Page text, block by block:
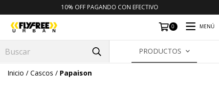
10% OFF PAGANDO CON EFECTIVO
0 MENÚ
PRODUCTOS
Inicio / Cascos / Papaison